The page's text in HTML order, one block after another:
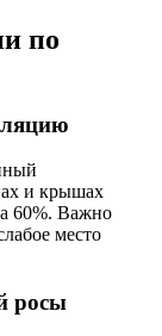
по
и крышах
60%. Важно
место
росы